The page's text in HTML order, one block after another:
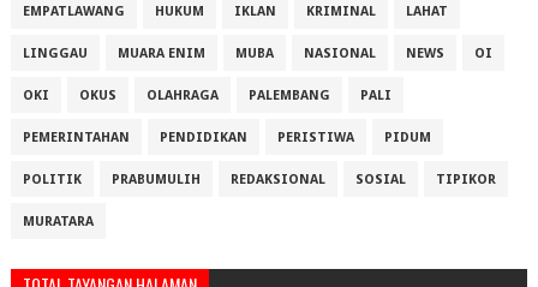
EMPATLAWANG HUKUM IKLAN KRIMINAL LAHAT
LINGGAU MUARA ENIM MUBA NASIONAL NEWS OI
OKI OKUS OLAHRAGA PALEMBANG PALI
PEMERINTAHAN PENDIDIKAN PERISTIWA PIDUM
POLITIK PRABUMULIH REDAKSIONAL SOSIAL TIPIKOR
MURATARA